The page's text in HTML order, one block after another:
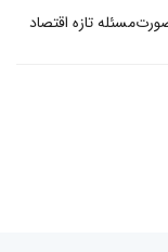
تازه اقتصاد